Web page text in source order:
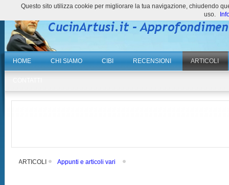
HOME CHI SIAMO CIBI RECENSIONI ARTICOLI
ARTICOLI Appunti e articoli vari
Questo sito utilizza cookie per migliorare la tua navigazione, chiudendo
uso.